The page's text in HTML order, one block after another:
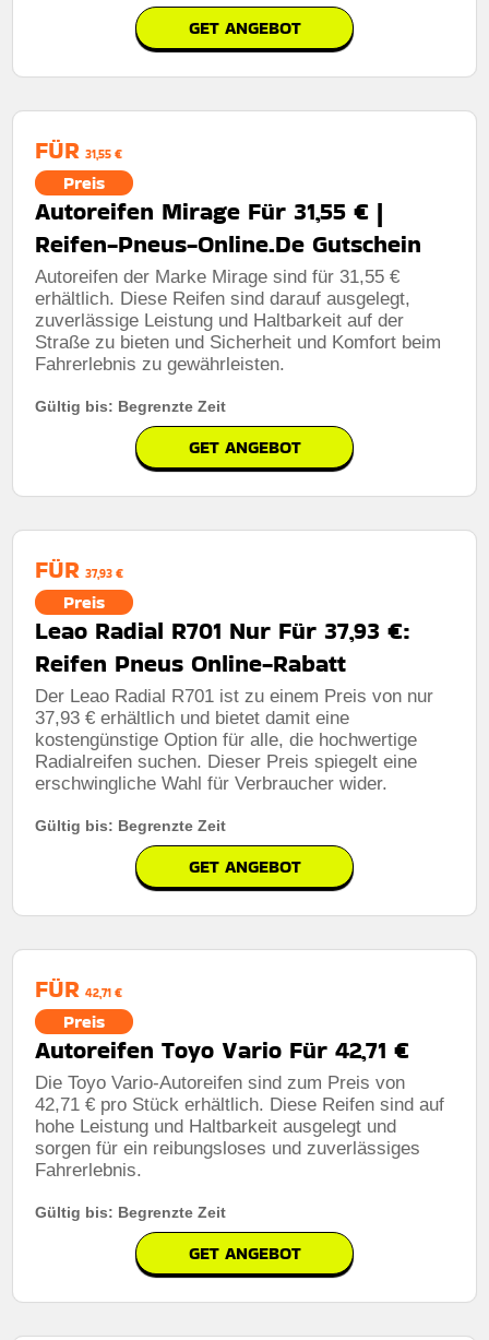
GET ANGEBOT
FÜR 31,55 €
Preis
Autoreifen Mirage Für 31,55 € |
Reifen-Pneus-Online.De Gutschein
Autoreifen der Marke Mirage sind für 31,55 €
erhältlich. Diese Reifen sind darauf ausgelegt,
zuverlässige Leistung und Haltbarkeit auf der
Straße zu bieten und Sicherheit und Komfort beim
Fahrerlebnis zu gewährleisten.
Gültig bis: Begrenzte Zeit
GET ANGEBOT
FÜR 37,93 €
Preis
Leao Radial R701 Nur Für 37,93 €:
Reifen Pneus Online-Rabatt
Der Leao Radial R701 ist zu einem Preis von nur
37,93 € erhältlich und bietet damit eine
kostengünstige Option für alle, die hochwertige
Radialreifen suchen. Dieser Preis spiegelt eine
erschwingliche Wahl für Verbraucher wider.
Gültig bis: Begrenzte Zeit
GET ANGEBOT
FÜR 42,71 €
Preis
Autoreifen Toyo Vario Für 42,71 €
Die Toyo Vario-Autoreifen sind zum Preis von
42,71 € pro Stück erhältlich. Diese Reifen sind auf
hohe Leistung und Haltbarkeit ausgelegt und
sorgen für ein reibungsloses und zuverlässiges
Fahrerlebnis.
Gültig bis: Begrenzte Zeit
GET ANGEBOT